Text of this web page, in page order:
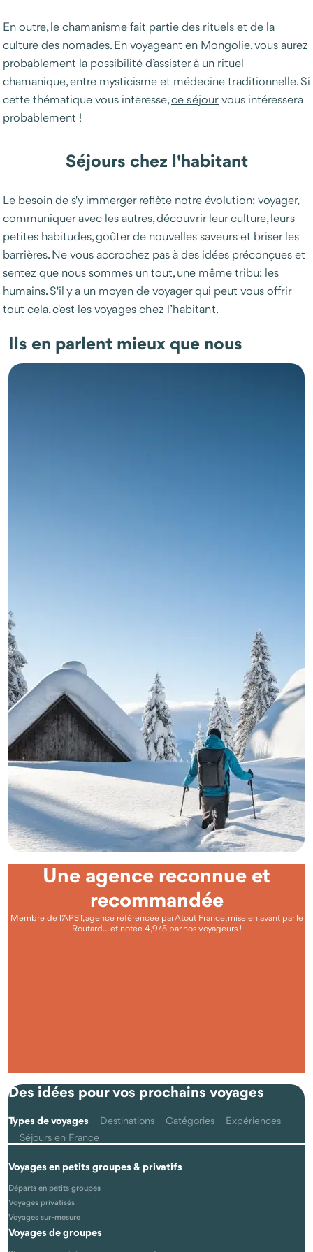
En outre, le chamanisme fait partie des rituels et de la
culture des nomades. En voyageant en Mongolie, vous aurez
probablement la possibilité d’assister à un rituel
chamanique, entre mysticisme et médecine traditionnelle. Si
cette thématique vous interesse,ce séjourvous intéressera
probablement !
Séjours chez l'habitant
Le besoin de s'y immerger reflète notre évolution: voyager,
communiquer avec les autres, découvrir leur culture, leurs
petites habitudes, goûter de nouvelles saveurs et briser les
barrières. Ne vous accrochez pas à des idées préconçues et
sentez que nous sommes un tout, une même tribu: les
humains. S'il y a un moyen de voyager qui peut vous offrir
tout cela, c'est lesvoyages chez l’habitant.
Ils en parlent mieux que nous
Les voyages se font-ils vraiment en petits groupes ?
Une agence reconnue et
recommandée
Membre de l’APST, agence référencée par Atout France, mise en avant par le
Routard… et notée 4,9/5 par nos voyageurs !
Des idées pour vos prochains voyages
Types de voyages Destinations Catégories
Expériences
Séjours en France
Voyages en petits groupes & privatifs
Départs en petits groupes
Voyages privatisés
Voyages sur-mesure
Voyages de groupes